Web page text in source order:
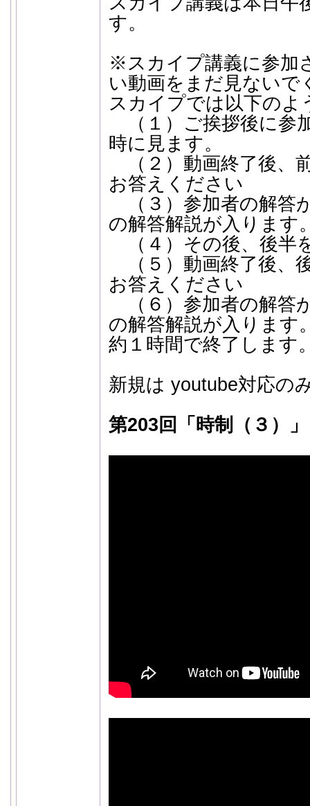
す。
※スカイプ講義に参加
い動画をまだ見ないで
スカイプでは以下のよ
（１）ご挨拶後に参
時に見ます。
（２）動画終了後、
お答えください
（３）参加者の解答
の解答解説が入ります
（４）その後、後半
（５）動画終了後、
お答えください
（６）参加者の解答
の解答解説が入ります
約１時間で終了します
新規は youtube対応の
第203回「時制（３）」